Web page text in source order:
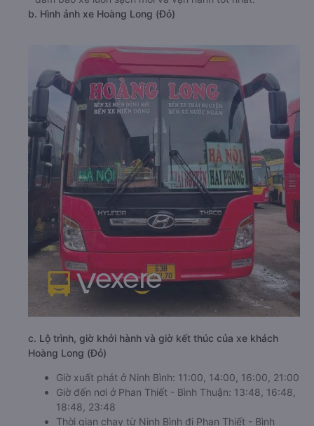
b. Hình ảnh xe Hoàng Long (Đỏ)
c. Lộ trình, giờ khởi hành và giờ kết thúc của xe khách
Hoàng Long (Đỏ)
Giờ xuất phát ở Ninh Bình: 11:00, 14:00, 16:00, 21:00
Giờ đến nơi ở Phan Thiết - Bình Thuận: 13:48, 16:48,
18:48, 23:48
Thời gian chạy từ Ninh Bình đi Phan Thiết - Bình